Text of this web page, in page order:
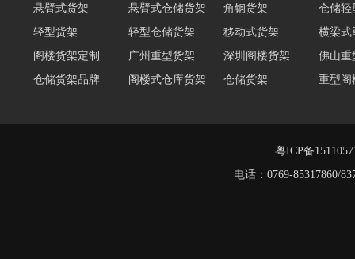
轻型货架 轻型仓储货架 移动式货架
横梁
阁楼货架定制
广州重型货架 深圳阁楼货架
佛山重
仓储货架品牌
阁楼式仓库货架 仓储货架
重型
东莞重型货架
阁楼平台货架 货架重型货架
广州阁
粤ICP备
电话：0769-85317860/